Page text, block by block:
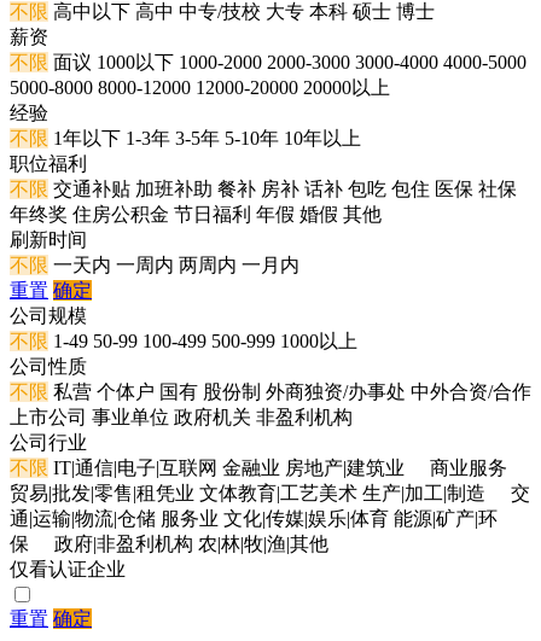
不限 高中以下 高中 中专/技校 大专 本科 硕士 博士
薪资
不限 面议 1000以下 1000-2000 2000-3000 3000-4000 4000-5000
5000-8000 8000-12000 12000-20000 20000以上
经验
不限 1年以下 1-3年 3-5年 5-10年 10年以上
职位福利
不限 交通补贴 加班补助 餐补 房补 话补 包吃 包住 医保 社保
年终奖 住房公积金 节日福利 年假 婚假 其他
刷新时间
不限 一天内 一周内 两周内 一月内
重置 确定
公司规模
不限 1-49 50-99 100-499 500-999 1000以上
公司性质
不限 私营 个体户 国有 股份制 外商独资/办事处 中外合资/合作
上市公司 事业单位 政府机关 非盈利机构
公司行业
不限 IT|通信|电子|互联网 金融业 房地产|建筑业
商业服务
贸易|批发|零售|租凭业 文体教育|工艺美术 生产|加工|制造
交
通|运输|物流|仓储 服务业 文化|传媒|娱乐|体育 能源|矿产|环
保
政府|非盈利机构 农|林|牧|渔|其他
仅看认证企业
重置 确定